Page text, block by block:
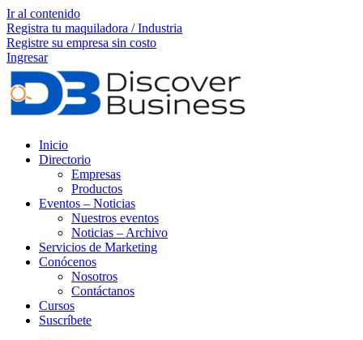
Ir al contenido
Registra tu maquiladora / Industria
Registre su empresa sin costo
Ingresar
Inicio
Directorio
Empresas
Productos
Eventos – Noticias
Nuestros eventos
Noticias – Archivo
Servicios de Marketing
Conócenos
Nosotros
Contáctanos
Cursos
Suscríbete